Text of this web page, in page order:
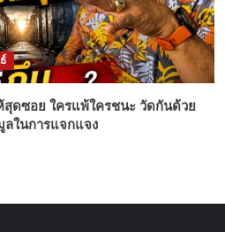
สุดซอย ใครแพ้ใครชนะ วัดกันด้วย
ในการแจกแจง